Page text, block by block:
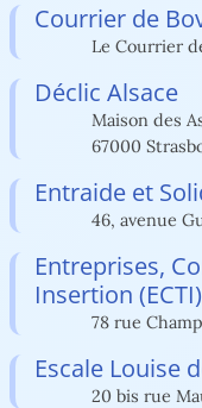
Courrier de
Le Courrier
Déclic Alsace
Maison des
67000
Entraide et
46, avenue
Entreprises,
Insertion (ECTI)
78 rue
Escale Louise
20 bis rue